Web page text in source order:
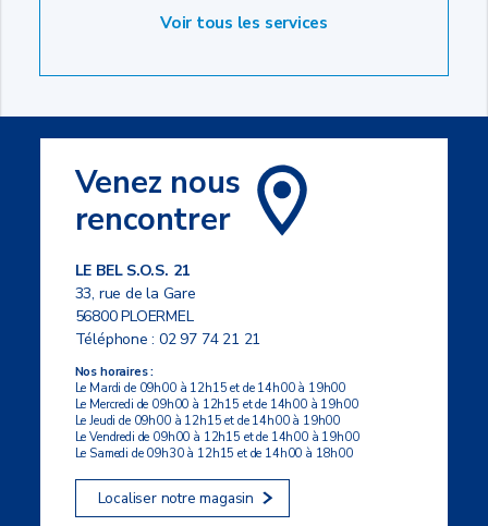
Voir tous les services
Venez nous
rencontrer
LE BEL S.O.S. 21
33, rue de la Gare
56800 PLOERMEL
Téléphone :02 97 74 21 21
Nos horaires :
Le Mardi de 09h00 à 12h15 et de 14h00 à 19h00
Le Mercredi de 09h00 à 12h15 et de 14h00 à 19h00
Le Jeudi de 09h00 à 12h15 et de 14h00 à 19h00
Le Vendredi de 09h00 à 12h15 et de 14h00 à 19h00
Le Samedi de 09h30 à 12h15 et de 14h00 à 18h00
Localiser notre magasin